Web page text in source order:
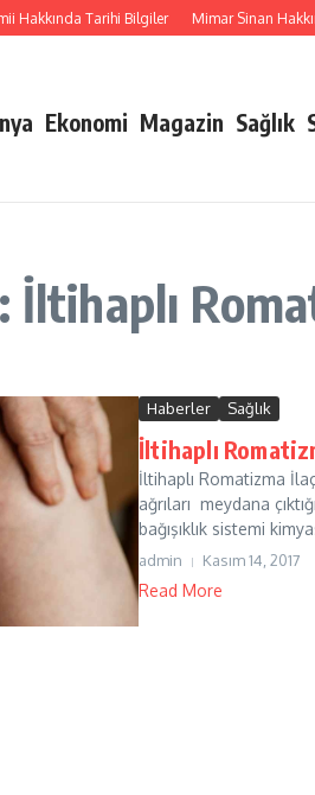
Hakkında Tarihi Bilgiler Mimar Sinan
Ekonomi Magazin Sağlık
Haberler Sağlık
İltihaplı
İltihaplı Romatizma
ağrıları meydana
bağışıklık sistemi
admin Kasım 14, 2017
Read More